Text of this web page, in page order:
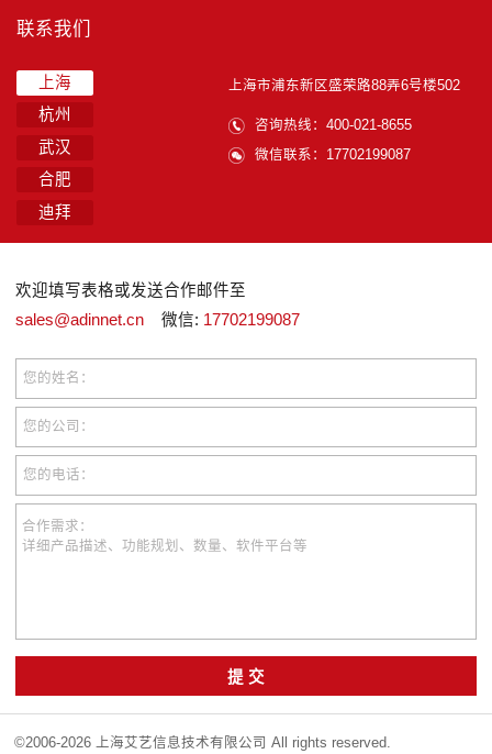
联系我们
上海
杭州
武汉
合肥
迪拜
上海市浦东新区盛荣路88弄6号楼502
咨询热线：400-021-8655
微信联系：17702199087
欢迎填写表格或发送合作邮件至
sales@adinnet.cn 微信: 17702199087
您的姓名：
您的公司：
您的电话：
合作需求：
详细产品描述、功能规划、数量、软件平台等
提 交
©2006-2026 上海艾艺信息技术有限公司 All rights reserved.